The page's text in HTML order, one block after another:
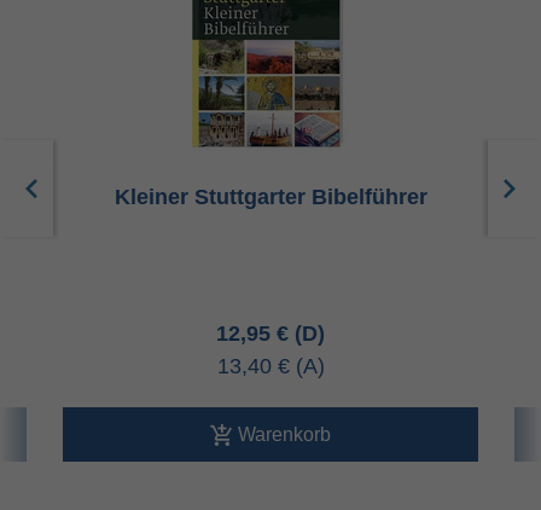
Kleiner Stuttgarter Bibelführer
12,95 €
13,40 €
Warenkorb